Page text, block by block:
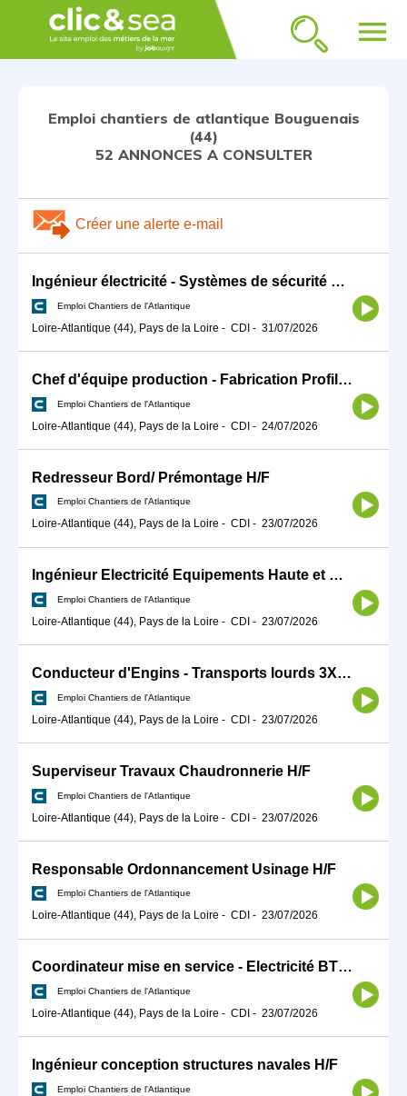
menu
Emploi chantiers de atlantique Bouguenais
(44)
52 ANNONCES A CONSULTER
Créer une alerte e-mail
Ingénieur électricité - Systèmes de sécurité H/F
Emploi Chantiers de l'Atlantique
Loire-Atlantique (44), Pays de la Loire - CDI - 31/07/2026
Chef d'équipe production - Fabrication Profilés H/F
Emploi Chantiers de l'Atlantique
Loire-Atlantique (44), Pays de la Loire - CDI - 24/07/2026
Redresseur Bord/ Prémontage H/F
Emploi Chantiers de l'Atlantique
Loire-Atlantique (44), Pays de la Loire - CDI - 23/07/2026
Ingénieur Electricité Equipements Haute et moyenne tension H/F
Emploi Chantiers de l'Atlantique
Loire-Atlantique (44), Pays de la Loire - CDI - 23/07/2026
Conducteur d'Engins - Transports lourds 3X8 H/F
Emploi Chantiers de l'Atlantique
Loire-Atlantique (44), Pays de la Loire - CDI - 23/07/2026
Superviseur Travaux Chaudronnerie H/F
Emploi Chantiers de l'Atlantique
Loire-Atlantique (44), Pays de la Loire - CDI - 23/07/2026
Responsable Ordonnancement Usinage H/F
Emploi Chantiers de l'Atlantique
Loire-Atlantique (44), Pays de la Loire - CDI - 23/07/2026
Coordinateur mise en service - Electricité BT/HT H/F
Emploi Chantiers de l'Atlantique
Loire-Atlantique (44), Pays de la Loire - CDI - 23/07/2026
Ingénieur conception structures navales H/F
Emploi Chantiers de l'Atlantique